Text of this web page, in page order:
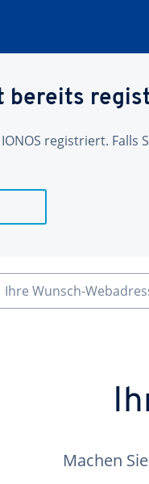
bereits
registriert.
Ihre Wunsch-
Machen